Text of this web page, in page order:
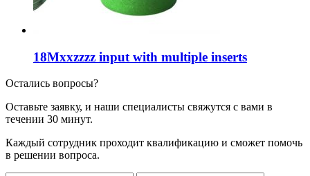
18Mxxzzzz input with multiple inserts
Остались вопросы?
Оставьте заявку, и наши специалисты свяжутся с вами в
течении 30 минут.
Каждый сотрудник проходит квалификацию и сможет помочь
в решении вопроса.